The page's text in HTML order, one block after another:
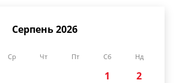
Серпень 2026
Ср Чт Пт Сб Нд
1
2